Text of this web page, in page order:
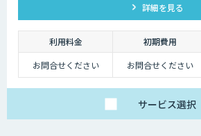
詳細を見る
利用料金 初期費用
お問合せください
お問合せください
サービス選択